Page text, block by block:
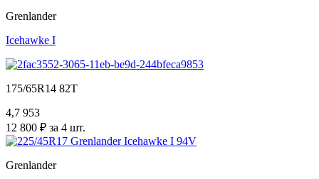
Grenlander
Icehawke I
175/65R14 82T
4,7 953
12 800 ₽ за 4 шт.
Grenlander